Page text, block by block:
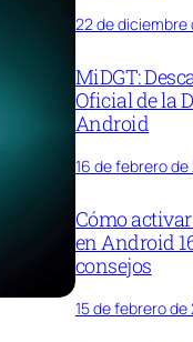
22 de diciembre
MiDGT:
Oficial de la
Android
16 de febrero de
Cómo
en Android
consejos
15 de febrero de